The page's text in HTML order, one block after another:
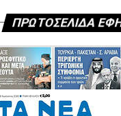
ΠΡΩΤΟΣΕΛΙΔΑ